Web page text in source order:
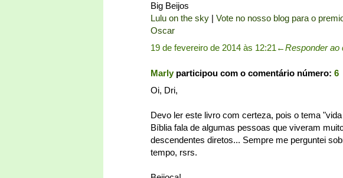
Big Beijos
Lulu on the sky | Vote no nosso blog para o
Oscar
19 de fevereiro de 2014 às 12:21 ←Responder ao
Marlyparticipou com o comentário número: 6
Oi, Dri,
Devo ler este livro com certeza, pois o tema
Bíblia fala de algumas pessoas que viveram
descendentes diretos... Sempre me perguntei
tempo, rsrs.